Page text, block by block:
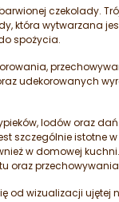
czekolady.
która wytwarzana
spożycia.
udekorowanych
lodów oraz
szczególnie istotne
w domowej
oraz
od wizualizacji